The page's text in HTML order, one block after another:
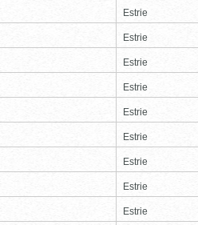
Estrie
Estrie
Estrie
Estrie
Estrie
Estrie
Estrie
Estrie
Estrie